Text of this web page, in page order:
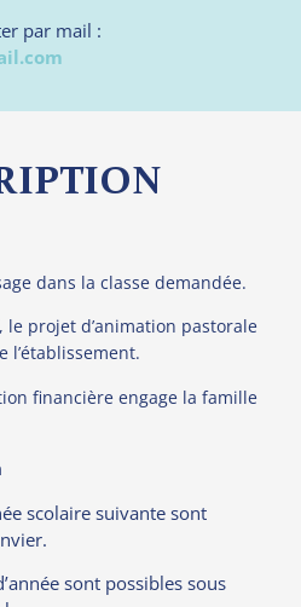
par mail :
dans la classe demandée.
projet d’animation pastorale
financière engage la famille
scolaire suivante sont
sont possibles sous